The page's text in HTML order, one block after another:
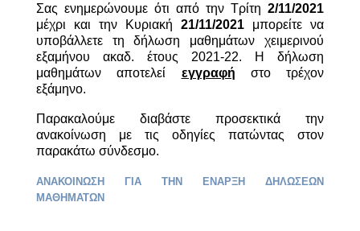
Σας ενημερώνουμε ότι από την Τρίτη2/11/2021
μέχρι και την Κυριακή21/11/2021 μπορείτε να
υποβάλλετε τη δήλωση μαθημάτων χειμερινού
εξαμήνου ακαδ. έτους 2021-22. Η δήλωση
μαθημάτων αποτελεί εγγραφή στο τρέχον
εξάμηνο.
Παρακαλούμε διαβάστε προσεκτικά την
ανακοίνωση με τις οδηγίες πατώντας στον
παρακάτω σύνδεσμο.
ΑΝΑΚΟΙΝΩΣΗ ΓΙΑ ΤΗΝ ΕΝΑΡΞΗ ΔΗΛΩΣΕΩΝ
ΜΑΘΗΜΑΤΩΝ